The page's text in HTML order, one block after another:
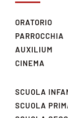
ORATORIO
PARROCCHIA
AUXILIUM
CINEMA
SCUOLA
SCUOLA